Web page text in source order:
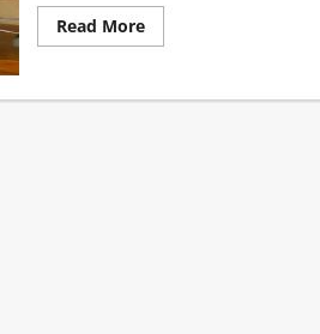
Read MoreRead
more
Kohler,